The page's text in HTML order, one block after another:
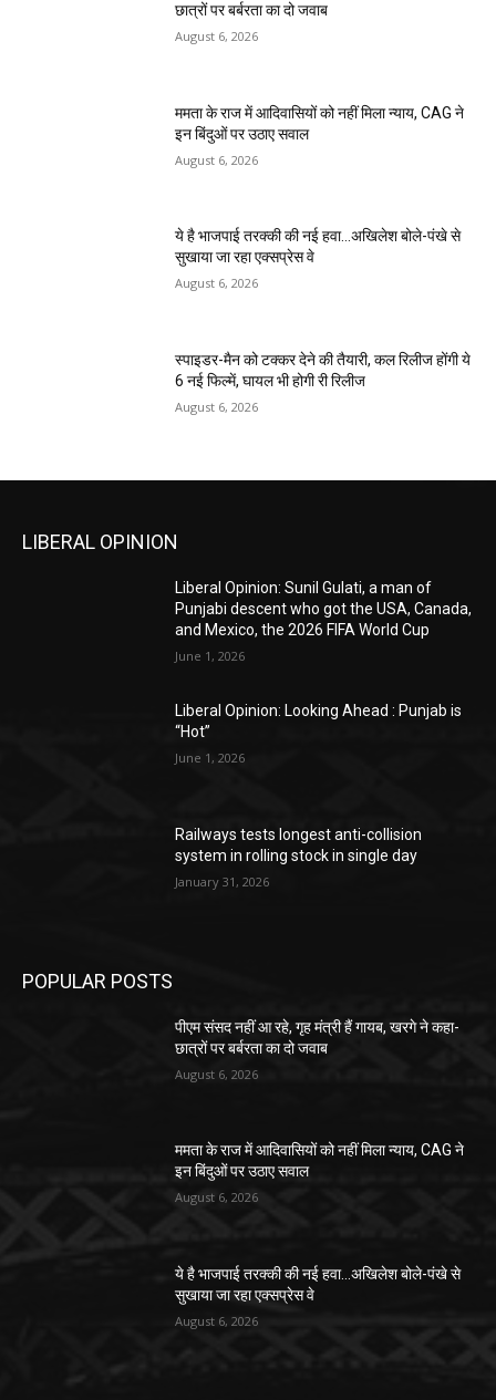
छात्रों पर बर्बरता का दो जवाब
August 6, 2026
ममता के राज में आदिवासियों को नहीं मिला न्याय, CAG ने
इन बिंदुओं पर उठाए सवाल
August 6, 2026
ये है भाजपाई तरक्की की नई हवा…अखिलेश बोले-पंखे से
सुखाया जा रहा एक्सप्रेस वे
August 6, 2026
स्पाइडर-मैन को टक्कर देने की तैयारी, कल रिलीज होंगी ये
6 नई फिल्में, घायल भी होगी री रिलीज
August 6, 2026
LIBERAL OPINION
Liberal Opinion: Sunil Gulati, a man of
Punjabi descent who got the USA, Canada,
and Mexico, the 2026 FIFA World Cup
June 1, 2026
Liberal Opinion: Looking Ahead : Punjab is
“Hot”
June 1, 2026
Railways tests longest anti-collision
system in rolling stock in single day
January 31, 2026
POPULAR POSTS
पीएम संसद नहीं आ रहे, गृह मंत्री हैं गायब, खरगे ने कहा-
छात्रों पर बर्बरता का दो जवाब
August 6, 2026
ममता के राज में आदिवासियों को नहीं मिला न्याय, CAG ने
इन बिंदुओं पर उठाए सवाल
August 6, 2026
ये है भाजपाई तरक्की की नई हवा…अखिलेश बोले-पंखे से
सुखाया जा रहा एक्सप्रेस वे
August 6, 2026